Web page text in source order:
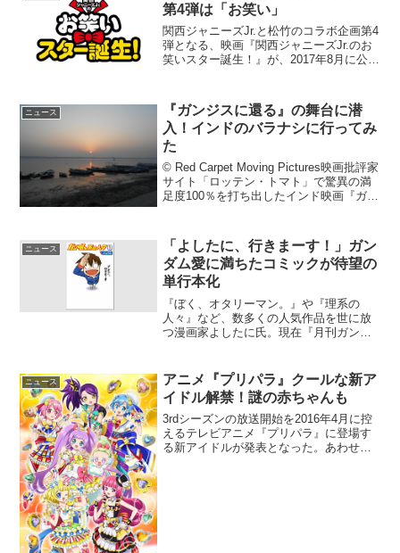
第4弾は「お笑い」
関西ジャニーズJr.と松竹のコラボ企画第4
弾となる、映画『関西ジャニーズJr.のお
笑いスター誕生！』が、2017年8月に公開
定映画『関西ジャニーズJr.のお笑いス
タ...
ニュース
『ガンジスに還る』の舞台に潜
入！インドのバラナシに行ってみ
た
© Red Carpet Moving Pictures映画批評家
サイト「ロッテン・トマト」で驚異の満
足度100％を打ち出したインド映画『ガン
ガンジス河が流れる...
ニュース
「よしたに、行きまーす！」ガン
ダム愛に満ちたコミックが待望の
単行本化
『ぼく、オタリーマン。』や『理系の
人々』など、数多くの人気作品を世に放
つ漫画家よしたに氏。現在『月刊ガンダ
行本化されることが決定した。発売日は
2015年2月26日（木）...
ニュース
アニメ『プリパラ』クールな新ア
イドル解禁！謎の赤ちゃんも
3rdシーズンの放送開始を2016年4月に控
えるテレビアニメ『プリパラ』に登場す
る新アイドルが発表となった。あわせて